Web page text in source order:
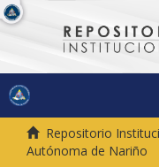
Repositorio
Autónoma de Nariño